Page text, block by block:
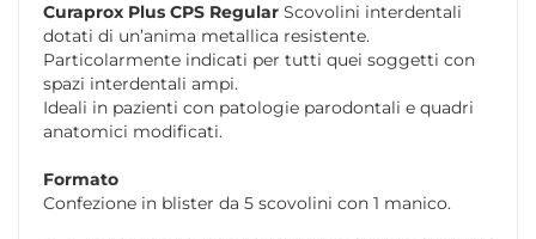
Curaprox Plus CPS Regular Scovolini interdentali
dotati di un’anima metallica resistente.
Particolarmente indicati per tutti quei soggetti con
spazi interdentali ampi.
Ideali in pazienti con patologie parodontali e quadri
anatomici modificati.
Formato
Confezione in blister da 5 scovolini con 1 manico.